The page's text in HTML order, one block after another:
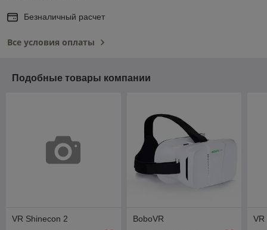
Безналичный расчет
Все условия оплаты
Подобные товары компании
VR Shinecon 2
BoboVR
VR